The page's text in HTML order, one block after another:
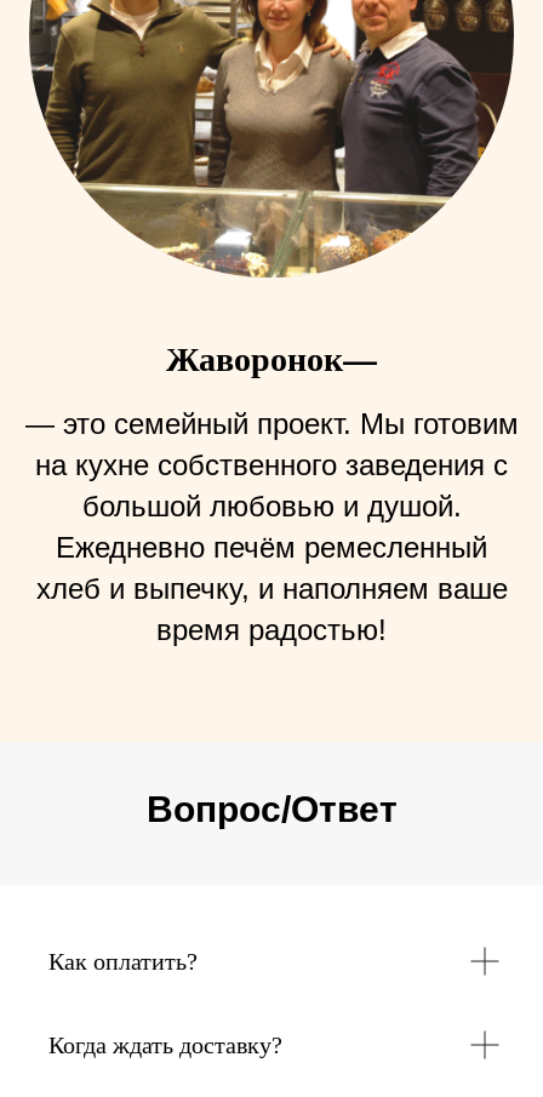
Жаворонок—
— это семейный проект. Мы готовим
на кухне собственного заведения с
большой любовью и душой.
Ежедневно печём ремесленный
хлеб и выпечку, и наполняем ваше
время радостью!
Вопрос/Ответ
Как оплатить?
Когда ждать доставку?